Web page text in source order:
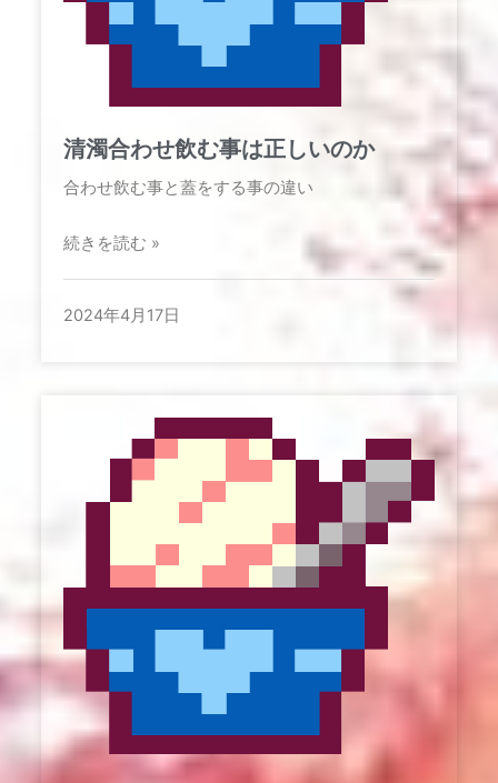
清濁合わせ飲む事は正しいのか
合わせ飲む事と蓋をする事の違い​
続きを読む »
2024年4月17日